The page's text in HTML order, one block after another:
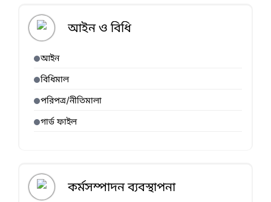
আইন ও বিধি
আইন
বিধিমাল
পরিপত্র/নীতিমালা
গার্ড ফাইল
কর্মসম্পাদন ব্যবস্থাপনা